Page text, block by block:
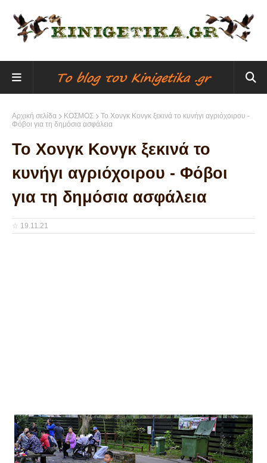
Αρχική σελίδα ΚΟΣΜΟΣ
Το Χονγκ Κονγκ ξεκινά το κυνήγι αγριόχοιρου -
Φόβοι για τη δημόσια ασφάλεια
Το Χονγκ Κονγκ ξεκινά το
κυνήγι αγριόχοιρου - Φόβοι
για τη δημόσια ασφάλεια
☆ 19.11.21